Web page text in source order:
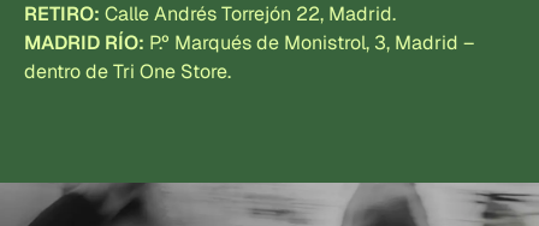
RETIRO: Calle Andrés Torrejón 22, Madrid.
MADRID RÍO: P.º Marqués de Monistrol, 3, Madrid –
dentro de Tri One Store.